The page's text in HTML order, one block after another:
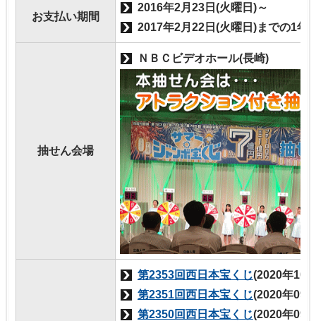
お支払い期間
2016年2月23日(火曜日)～
2017年2月22日(火曜日)までの1年
抽せん会場
ＮＢＣビデオホール(長崎)
第2353回西日本宝くじ(2020年10
第2351回西日本宝くじ(2020年09
第2350回西日本宝くじ(2020年09